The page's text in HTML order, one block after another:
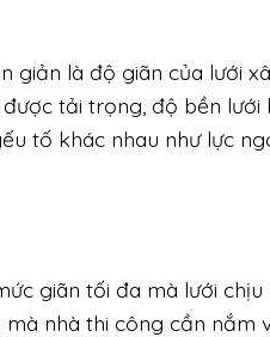
giản là độ giãn của lưới
tải trọng, độ bền
tố khác nhau như lực
giãn tối đa mà lưới
nhà thi công cần